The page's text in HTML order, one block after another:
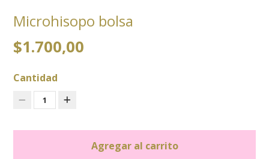
Microhisopo bolsa
$1.700,00
Cantidad
1
Agregar al carrito